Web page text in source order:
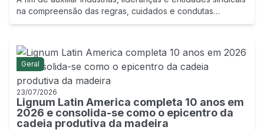
na compreensão das regras, cuidados e condutas
aplicáveis durante o período eleitoral, o Sistema FIERGS
Geral
23/07/2026
Lignum Latin America completa 10 anos em
2026 e consolida-se como o epicentro da
cadeia produtiva da madeira